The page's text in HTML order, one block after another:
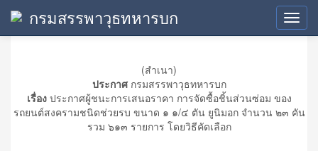
กรมสรรพาวุธทหารบก
ประกาศผู้ชนะการเสนอราคา
(สำเนา)
ประกาศกรมสรรพาวุธทหารบก
เรื่องประกาศผู้ชนะการเสนอราคา การจัดซื้อชิ้นส่วนซ่อม ของ
รถยนต์สงครามชนิดช่วยรบ ขนาด ๑ ๑/๔ ตัน ยูนิมอก จำนวน ๒๓ คัน
รวม ๖๑๓ รายการ โดยวิธีคัดเลือก